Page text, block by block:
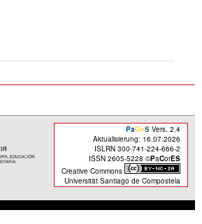
PaGeS Vers. 2.4
Aktualisierung: 16.07.2026
ISLRN 300-741-224-666-2
ISSN 2605-5228 ©PaCorES
Creative Commons
Universität Santiago de Compostela